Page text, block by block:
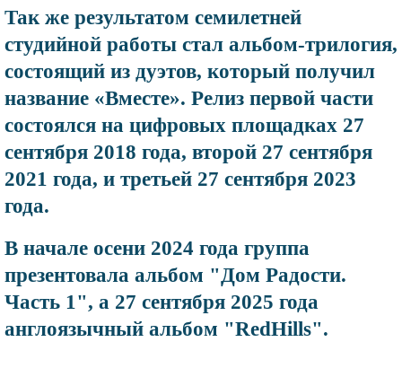
Так же результатом семилетней
студийной работы стал альбом-трилогия,
состоящий из дуэтов, который получил
название «Вместе». Релиз первой части
состоялся на цифровых площадках 27
сентября 2018 года, второй 27 сентября
2021 года, и третьей 27 сентября 2023
года.
В начале осени 2024 года группа
презентовала альбом "Дом Радости.
Часть 1", а 27 сентября 2025 года
англоязычный альбом "RedHills".